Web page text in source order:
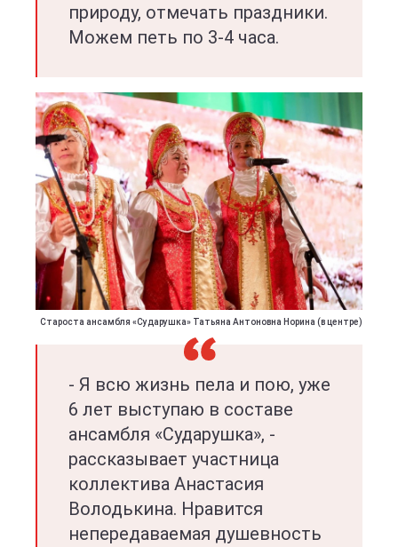
природу, отмечать праздники.
Можем петь по 3-4 часа.
Староста ансамбля «Сударушка» Татьяна Антоновна Норина (в центре)
- Я всю жизнь пела и пою, уже
6 лет выступаю в составе
ансамбля «Сударушка», -
рассказывает участница
коллектива Анастасия
Володькина. Нравится
непередаваемая душевность